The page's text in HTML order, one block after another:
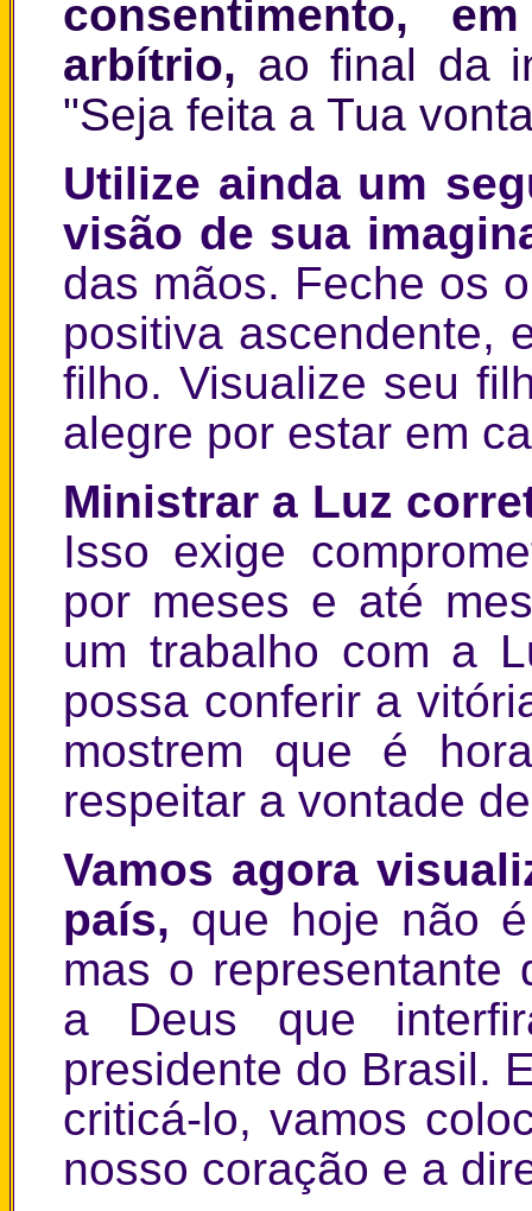
consentimento,
arbítrio, ao final da
"Seja feita a Tua
Utilize ainda um
visão de sua
das mãos. Feche os
positiva ascendente,
filho. Visualize seu
alegre por estar em
Ministrar a Luz
Isso exige
por meses e até
um trabalho com a
possa conferir a
mostrem que é
respeitar a vontade
Vamos agora
país, que hoje não
mas o representante
a Deus que
presidente do Brasil.
criticá-lo, vamos
nosso coração e a